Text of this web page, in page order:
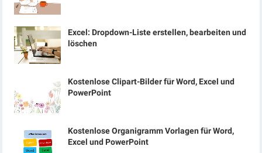
Excel: Dropdown-Liste erstellen, bearbeiten und
löschen
Kostenlose Clipart-Bilder für Word, Excel und
PowerPoint
Kostenlose Organigramm Vorlagen für Word,
Excel und PowerPoint